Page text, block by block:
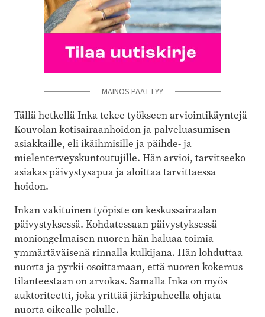
MAINOS PÄÄTTYY
Tällä hetkellä Inka tekee työkseen arviointikäyntejä
Kouvolan kotisairaanhoidon ja palveluasumisen
asiakkaille, eli ikäihmisille ja päihde- ja
mielenterveyskuntoutujille. Hän arvioi, tarvitseeko
asiakas päivystysapua ja aloittaa tarvittaessa
hoidon.
Inkan vakituinen työpiste on keskussairaalan
päivystyksessä. Kohdatessaan päivystyksessä
moniongelmaisen nuoren hän haluaa toimia
ymmärtäväisenä rinnalla kulkijana. Hän lohduttaa
nuorta ja pyrkii osoittamaan, että nuoren kokemus
tilanteestaan on arvokas. Samalla Inka on myös
auktoriteetti, joka yrittää järkipuheella ohjata
nuorta oikealle polulle.